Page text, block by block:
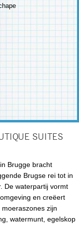
SUITES
Brugge bracht
Brugse rei tot in
De waterpartij vormt
en creëert
zijn
watermunt, egelskop